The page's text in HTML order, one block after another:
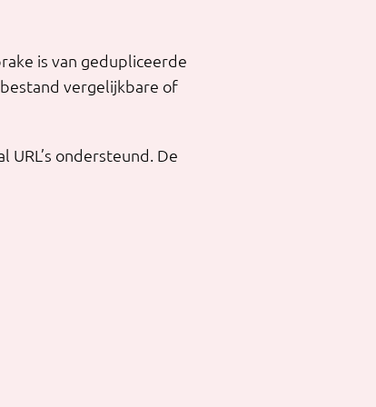
is van gedupliceerde
bestand vergelijkbare of
ondersteund. De